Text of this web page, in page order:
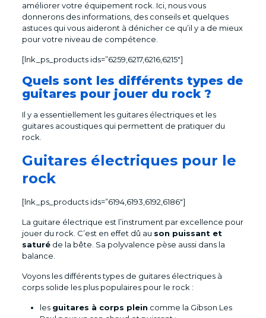
améliorer votre équipement rock. Ici, nous vous
donnerons des informations, des conseils et quelques
astuces qui vous aideront à dénicher ce qu’il y a de mieux
pour votre niveau de compétence.
[lnk_ps_products ids=”6259,6217,6216,6215″]
Quels sont les différents types de
guitares pour jouer du rock ?
Il y a essentiellement les guitares électriques et les
guitares acoustiques qui permettent de pratiquer du
rock.
Guitares électriques pour le
rock
[lnk_ps_products ids=”6194,6193,6192,6186″]
La guitare électrique est l’instrument par excellence pour
jouer du rock. C’est en effet dû au son puissant et
saturéde la bête. Sa polyvalence pèse aussi dans la
balance.
Voyons les différents types de guitares électriques à
corps solide les plus populaires pour le rock :
les guitares à corps plein comme la Gibson Les